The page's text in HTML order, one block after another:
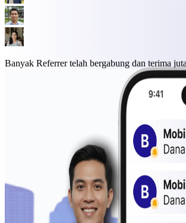
Banyak Referrer telah bergabung dan terima